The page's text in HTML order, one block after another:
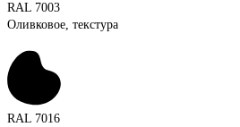
RAL 7003
Оливковое, текстура
RAL 7016